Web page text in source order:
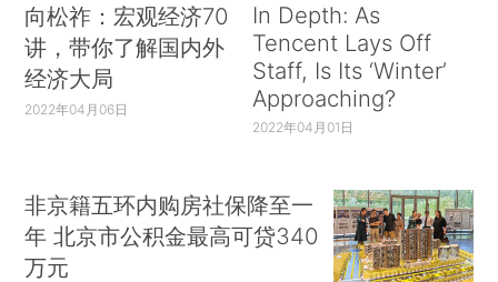
向松祚：宏观经济70
讲，带你了解国内外
经济大局
2022年04月06日
In Depth: As
Tencent Lays Off
Staff, Is Its ‘Winter’
Approaching?
2022年04月01日
非京籍五环内购房社保降至一
年 北京市公积金最高可贷340
万元